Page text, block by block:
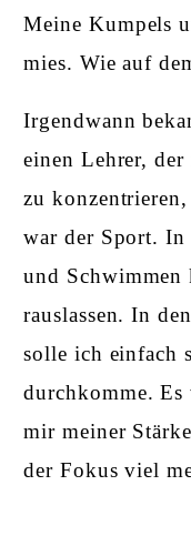
Meine Kumpels
mies. Wie auf
Irgendwann
einen Lehrer,
zu
war der Sport.
und Schwimmen
rauslassen. In
solle ich einfach
durchkomme. Es
mir meiner
der Fokus viel